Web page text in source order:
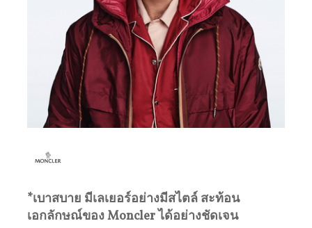
*เบาสบาย มีเลเยอร์อย่างมีสไตล์ สะท้อน
เอกลักษณ์ของMonclerได้อย่างชัดเจน